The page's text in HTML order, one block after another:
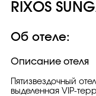
RIXOS
Об отеле:
Описание отеля
Пятизвездочный
выделенная VIP-